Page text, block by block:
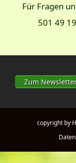
Für Fragen
501 49
Zum
copyright by